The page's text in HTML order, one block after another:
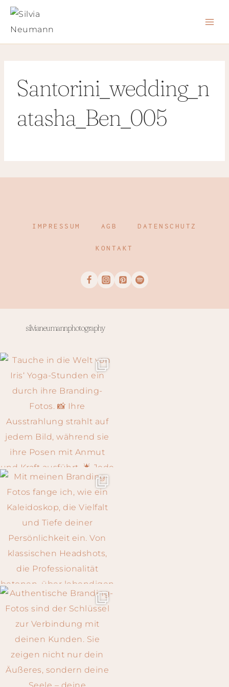
Zum
Santorini_wedding_n
atasha_Ben_005
IMPRESSUM AGB DATENSCHUTZ
KONTAKT
silvianeumannphotography